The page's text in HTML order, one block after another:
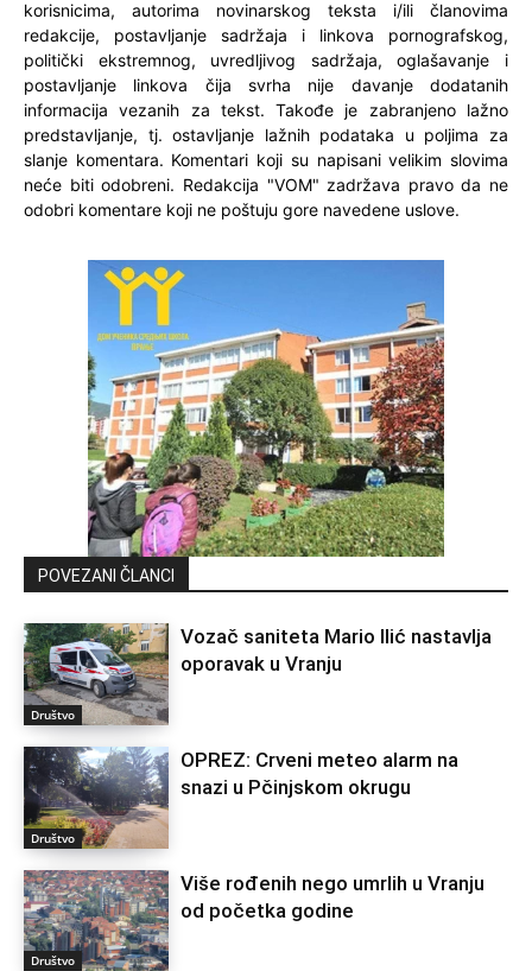
korisnicima, autorima novinarskog teksta i/ili članovima
redakcije, postavljanje sadržaja i linkova pornografskog,
politički ekstremnog, uvredljivog sadržaja, oglašavanje i
postavljanje linkova čija svrha nije davanje dodatanih
informacija vezanih za tekst. Takođe je zabranjeno lažno
predstavljanje, tj. ostavljanje lažnih podataka u poljima za
slanje komentara. Komentari koji su napisani velikim slovima
neće biti odobreni. Redakcija "VOM" zadržava pravo da ne
odobri komentare koji ne poštuju gore navedene uslove.
POVEZANI ČLANCI
Društvo
Vozač saniteta Mario Ilić nastavlja
oporavak u Vranju
Društvo
OPREZ: Crveni meteo alarm na
snazi u Pčinjskom okrugu
Društvo
Više rođenih nego umrlih u Vranju
od početka godine